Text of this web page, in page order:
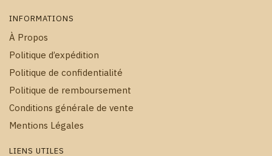
INFORMATIONS
À Propos
Politique d’expédition
Politique de confidentialité
Politique de remboursement
Conditions générale de vente
Mentions Légales
LIENS UTILES